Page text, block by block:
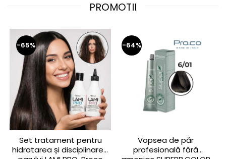
PROMOTII
-65%
Set tratament pentru
hidratarea și disciplinarea
-64%
Vopsea de păr
profesională fără